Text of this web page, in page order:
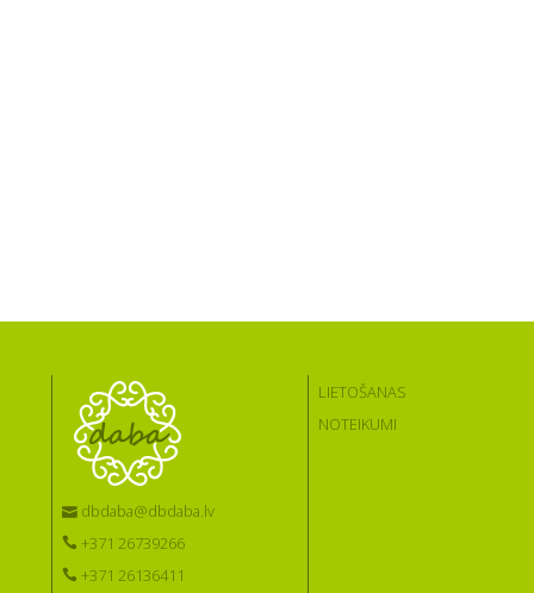
dbdaba@dbdaba.lv
+371 26739266
+371 26136411
LIETOŠANAS
NOTEIKUMI